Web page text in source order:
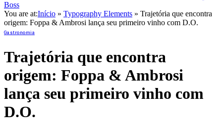
You are at:Início » Typography Elements » Trajetória que encontra
origem: Foppa & Ambrosi lança seu primeiro vinho com D.O.
Gastronomia
Trajetória que encontra
origem: Foppa & Ambrosi
lança seu primeiro vinho com
D.O.